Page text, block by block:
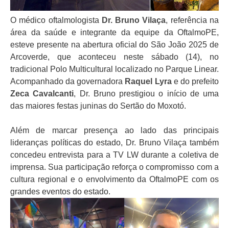
O médico oftalmologista Dr. Bruno Vilaça, referência na
área da saúde e integrante da equipe da OftalmoPE,
esteve presente na abertura oficial do São João 2025 de
Arcoverde, que aconteceu neste sábado (14), no
tradicional Polo Multicultural localizado no Parque Linear.
Acompanhado da governadora Raquel Lyrae do prefeito
Zeca Cavalcanti, Dr. Bruno prestigiou o início de uma
das maiores festas juninas do Sertão do Moxotó.
Além de marcar presença ao lado das principais
lideranças políticas do estado, Dr. Bruno Vilaça também
concedeu entrevista para a TV LW durante a coletiva de
imprensa. Sua participação reforça o compromisso com a
cultura regional e o envolvimento da OftalmoPE com os
grandes eventos do estado.